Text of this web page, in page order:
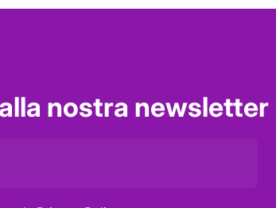
nostra newsletter